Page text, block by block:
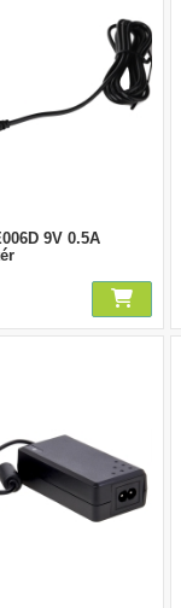
9V 0.5A